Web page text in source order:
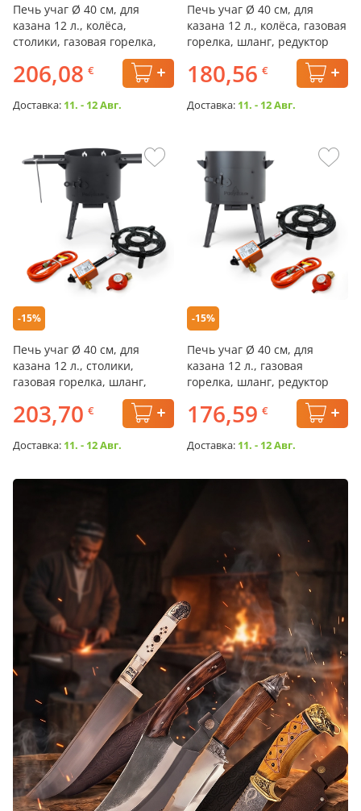
Печь учаг Ø 40 см, для
казана 12 л., колёса,
столики, газовая горелка,
206,08 €
Доставка: 11. - 12 Авг.
Печь учаг Ø 40 см, для
казана 12 л., колёса, газовая
горелка, шланг, редуктор
180,56 €
Доставка: 11. - 12 Авг.
-15%
Печь учаг Ø 40 см, для
казана 12 л., столики,
газовая горелка, шланг,
203,70 €
Доставка: 11. - 12 Авг.
-15%
Печь учаг Ø 40 см, для
казана 12 л., газовая
горелка, шланг, редуктор
176,59 €
Доставка: 11. - 12 Авг.